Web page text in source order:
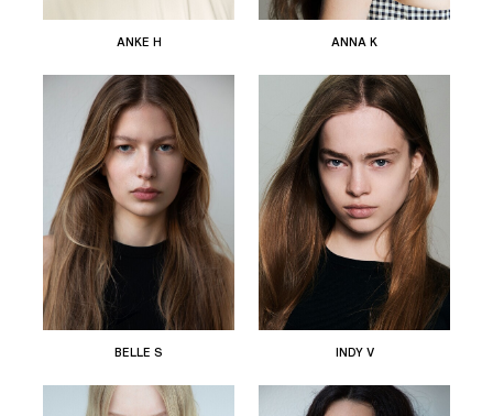
ANKE H ANNA K
BELLE S INDY V